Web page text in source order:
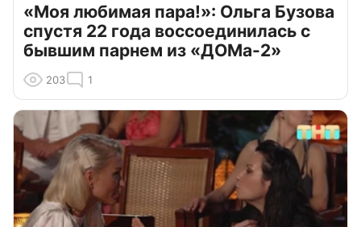
«Моя любимая пара!»: Ольга Бузова
спустя 22 года воссоединилась с
бывшим парнем из «ДОМа-2»
203 1